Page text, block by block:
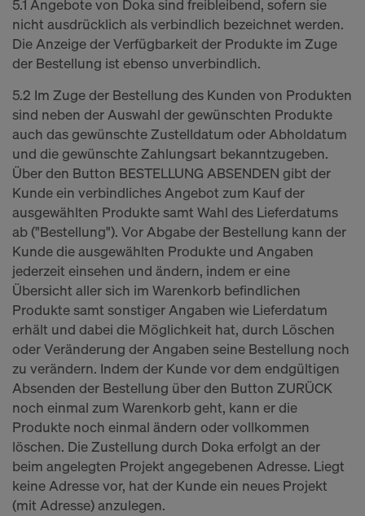
5.1 Angebote von Doka sind freibleibend, sofern sie
nicht ausdrücklich als verbindlich bezeichnet werden.
Die Anzeige der Verfügbarkeit der Produkte im Zuge
der Bestellung ist ebenso unverbindlich.
5.2 Im Zuge der Bestellung des Kunden von Produkten
sind neben der Auswahl der gewünschten Produkte
auch das gewünschte Zustelldatum oder Abholdatum
und die gewünschte Zahlungsart bekanntzugeben.
Über den Button BESTELLUNG ABSENDEN gibt der
Kunde ein verbindliches Angebot zum Kauf der
ausgewählten Produkte samt Wahl des Lieferdatums
ab ("Bestellung"). Vor Abgabe der Bestellung kann der
Kunde die ausgewählten Produkte und Angaben
jederzeit einsehen und ändern, indem er eine
Übersicht aller sich im Warenkorb befindlichen
Produkte samt sonstiger Angaben wie Lieferdatum
erhält und dabei die Möglichkeit hat, durch Löschen
oder Veränderung der Angaben seine Bestellung noch
zu verändern. Indem der Kunde vor dem endgültigen
Absenden der Bestellung über den Button ZURÜCK
noch einmal zum Warenkorb geht, kann er die
Produkte noch einmal ändern oder vollkommen
löschen. Die Zustellung durch Doka erfolgt an der
beim angelegten Projekt angegebenen Adresse. Liegt
keine Adresse vor, hat der Kunde ein neues Projekt
(mit Adresse) anzulegen.